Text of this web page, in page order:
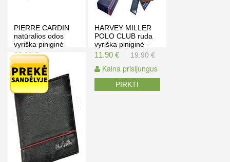
PIERRE CARDIN
natūralios odos
vyriška piniginė
FOSSIL
39.00 €
Kaina prisijungus
PIRKTI
HARVEY MILLER
POLO CLUB ruda
vyriška piniginė -
Išpardavimas!
11.90 €
Kaina prisijungus
19.90 €
PIRKTI